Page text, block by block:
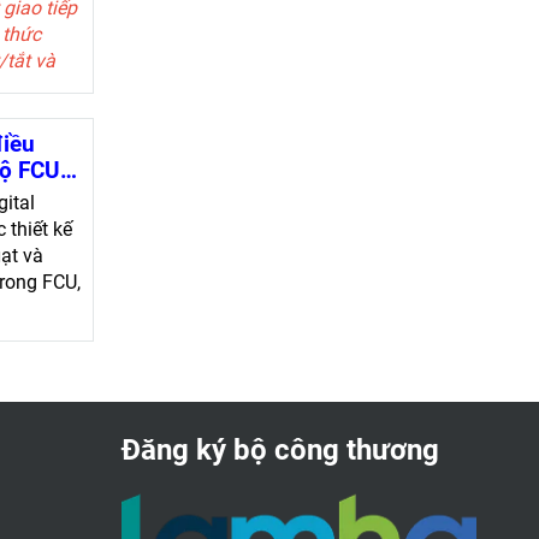
tiếp
thức
tắt và
tốc độ
FCU
thiết kế
và
FCU,
sưởi,
Đăng ký bộ công thương